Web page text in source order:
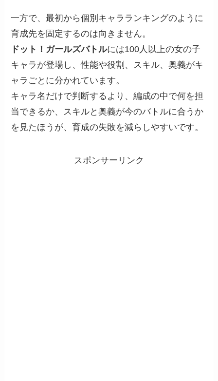
一方で、最初から個別キャラランキングのように
育成先を固定するのは向きません。
ドット！ガールズバトルには100人以上の女の子
キャラが登場し、性能や役割、スキル、奥義がキ
ャラごとに分かれています。
キャラ名だけで判断するより、編成の中で何を担
当できるか、スキルと奥義が今のバトルに合うか
を見たほうが、育成の失敗を減らしやすいです。
スポンサーリンク